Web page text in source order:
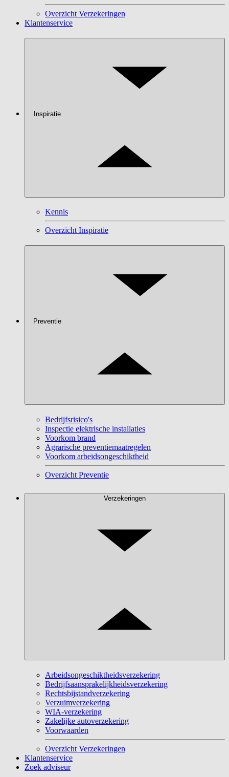
Overzicht Verzekeringen
Klantenservice
Inspiratie
Kennis
Overzicht Inspiratie
Preventie
Bedrijfsrisico's
Inspectie elektrische installaties
Voorkom brand
Agrarische preventiemaatregelen
Voorkom arbeidsongeschiktheid
Overzicht Preventie
Verzekeringen
Arbeidsongeschiktheidsverzekering
Bedrijfsaansprakelijkheidsverzekering
Rechtsbijstandverzekering
Verzuimverzekering
WIA-verzekering
Zakelijke autoverzekering
Voorwaarden
Overzicht Verzekeringen
Klantenservice
Zoek adviseur